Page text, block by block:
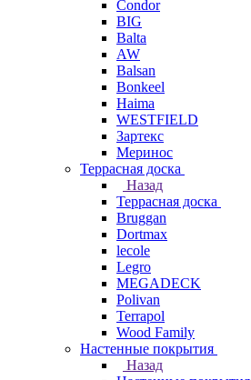
Condor
BIG
Balta
AW
Balsan
Bonkeel
Haima
WESTFIELD
Зартекс
Меринос
Террасная доска
Назад
Террасная доска
Bruggan
Dortmax
lecole
Legro
MEGADECK
Polivan
Terrapol
Wood Family
Настенные покрытия
Назад